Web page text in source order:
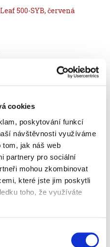
cookies
poskytování funkcí
návštěvnosti využíváme
tom, jak náš web
partnery pro sociální
mohou zkombinovat
které jste jim poskytli
toho, že využíváte
židle
boční straně